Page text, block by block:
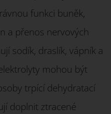
funkci buněk,
a přenos nervových
sodík, draslík, vápník a
mohou být
trpící dehydratací
doplnit ztracené